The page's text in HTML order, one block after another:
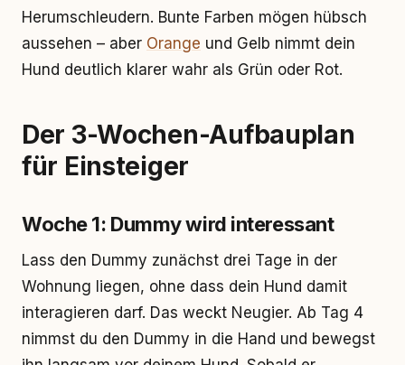
Herumschleudern. Bunte Farben mögen hübsch
aussehen – aber Orange und Gelb nimmt dein
Hund deutlich klarer wahr als Grün oder Rot.
Der 3-Wochen-Aufbauplan
für Einsteiger
Woche 1: Dummy wird interessant
Lass den Dummy zunächst drei Tage in der
Wohnung liegen, ohne dass dein Hund damit
interagieren darf. Das weckt Neugier. Ab Tag 4
nimmst du den Dummy in die Hand und bewegst